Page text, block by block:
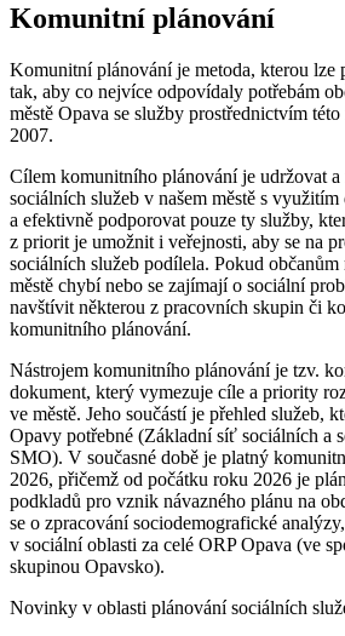
Komunitní plánování
Komunitní plánování je metoda, kterou lze
tak, aby co nejvíce odpovídaly potřebám
městě Opava se služby prostřednictvím
2007.
Cílem komunitního plánování je udržovat
sociálních služeb v našem městě s
a efektivně podporovat pouze ty služby,
z priorit je umožnit i veřejnosti, aby se na
sociálních služeb podílela. Pokud občanům
městě chybí nebo se zajímají o sociální
navštívit některou z pracovních skupin či
komunitního plánování.
Nástrojem komunitního plánování je tzv.
dokument, který vymezuje cíle a priority
ve městě. Jeho součástí je přehled služeb,
Opavy potřebné (Základní síť sociálních a
SMO). V současné době je platný
2026, přičemž od počátku roku 2026 je
podkladů pro vznik návazného plánu na
se o zpracování sociodemografické
v sociální oblasti za celé ORP Opava (ve
skupinou Opavsko).
Novinky v oblasti plánování sociálních